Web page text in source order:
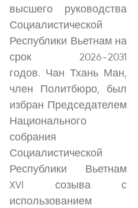
высшего руководства
Социалистической
Республики Вьетнам на
срок 2026–2031
годов. Чан Тхань Ман,
член Политбюро, был
избран Председателем
Национального
собрания
Социалистической
Республики Вьетнам
XVI созыва с
использованием